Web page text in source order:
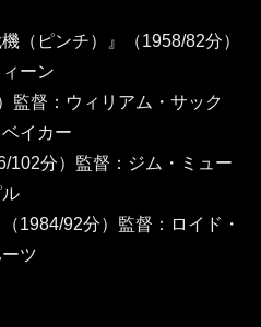
（ピンチ）』（1958/82分）
ーン
監督：ウィリアム・サック
イカー
102分）監督：ジム・ミュー
1984/92分）監督：ロイド・
ツ